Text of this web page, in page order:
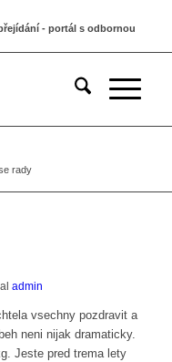
- portál s odbornou
rady
admin
vsechny pozdravit a
neni nijak dramaticky.
Jeste pred trema lety